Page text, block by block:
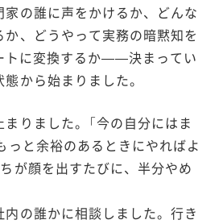
家の誰に声をかけるか、どんな
、どうやって実務の暗黙知を
に変換するか——決まってい
から始まりました。
りました。「今の自分にはま
っと余裕のあるときにやればよ
が顔を出すたびに、半分やめ
の誰かに相談しました。行き